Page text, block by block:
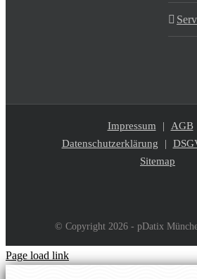
Impressum
AGB
Datenschutzerklärung
Sitemap
© Copyright 2026 - pDatix
Page load link